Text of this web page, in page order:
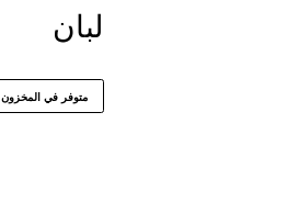
لبان
متوفر في المخزون